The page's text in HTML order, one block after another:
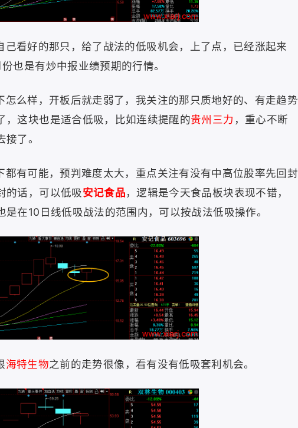
己看好的那只，给了战法的低吸机会，上了点，已经涨起来
也是有炒中报业绩预期的行情。
怎么样，开板后就走弱了，我关注的那只质地好的、有走趋势
，这块也是适合低吸，比如连续提醒的贵州三力 ，重心不断
了。
都有可能，预判难度太大，重点关注有没有中高位股率先回封
的话，可以低吸安记食品，逻辑是今天食品板块表现不错，
在10日线低吸战法的范围内，可以按战法低吸操作。
海特生物之前的走势很像，看有没有低吸套利机会。